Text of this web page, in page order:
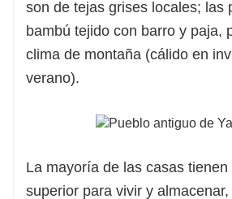
son de tejas grises locales; las
bambú tejido con barro y paja,
clima de montaña (cálido en
verano).
La mayoría de las casas
superior para vivir y